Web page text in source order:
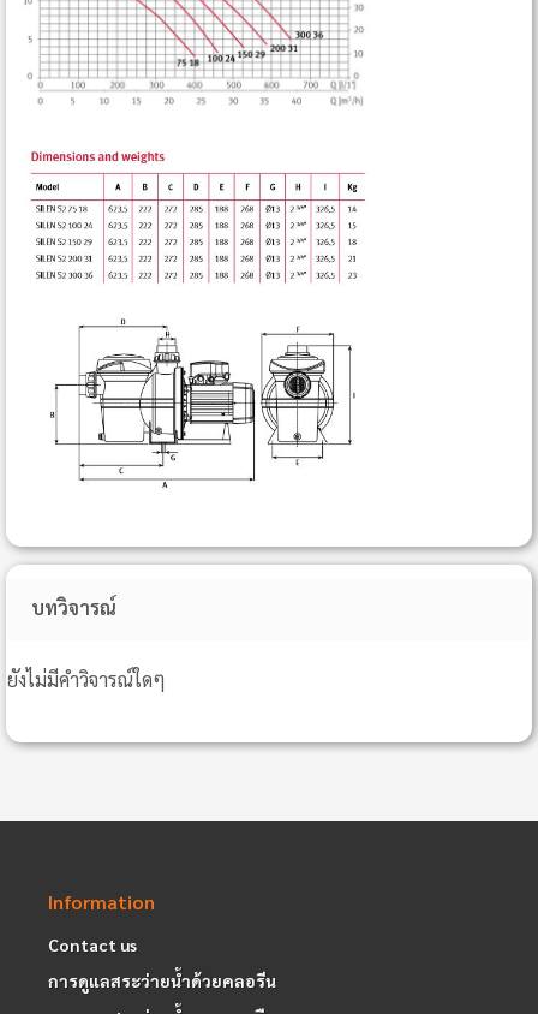
บทวิจารณ์
ยังไม่มีคำวิจารณ์ใดๆ
Information
Contact us
การดูแลสระว่ายน้ำด้วยคลอรีน